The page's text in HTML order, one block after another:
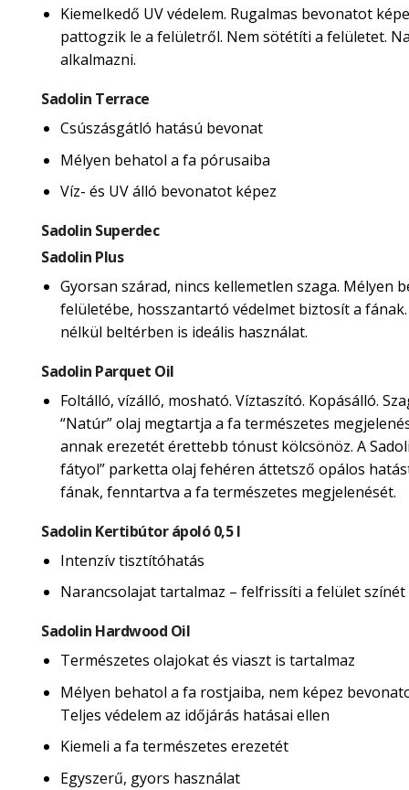
Kiemelkedő UV védelem. Rugalmas bevonatot
pattogzik le a felületről. Nem sötétíti a felületet.
alkalmazni.
Sadolin Terrace
Csúszásgátló hatású bevonat
Mélyen behatol a fa pórusaiba
Víz- és UV álló bevonatot képez
Sadolin Superdec
Sadolin Plus
Gyorsan szárad, nincs kellemetlen szaga. Mélyen
felületébe, hosszantartó védelmet biztosít a
nélkül beltérben is ideális használat.
Sadolin Parquet Oil
Foltálló, vízálló, mosható. Víztaszító. Kopásálló.
“Natúr” olaj megtartja a fa természetes
annak erezetét érettebb tónust kölcsönöz. A
fátyol” parketta olaj fehéren áttetsző opálos
fának, fenntartva a fa természetes megjelenését.
Sadolin Kertibútor ápoló 0,5 l
Intenzív tisztítóhatás
Narancsolajat tartalmaz – felfrissíti a felület színét
Sadolin Hardwood Oil
Természetes olajokat és viaszt is tartalmaz
Mélyen behatol a fa rostjaiba, nem képez
Teljes védelem az időjárás hatásai ellen
Kiemeli a fa természetes erezetét
Egyszerű, gyors használat